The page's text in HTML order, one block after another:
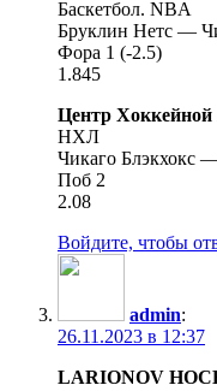
Баскетбол. NBA
Бруклин Нетс —
Фора 1 (-2.5)
1.845
Центр
НХЛ
Чикаго Блэкхокс
Поб 2
2.08
Войдите, чтобы
admin:
26.11.2023 в 12:37
LARIONOV